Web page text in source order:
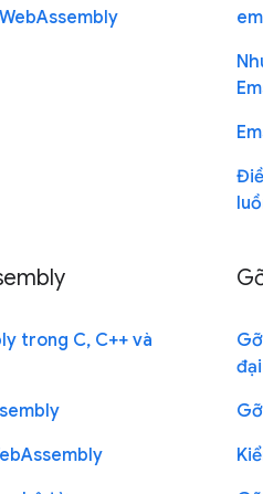
trong C, C++ và
đại